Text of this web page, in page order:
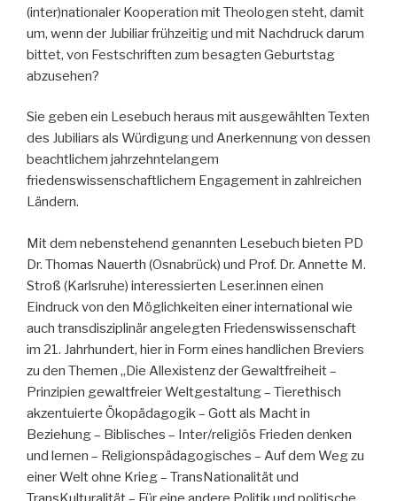
(inter)nationaler Kooperation mit Theologen steht, damit
um, wenn der Jubiliar frühzeitig und mit Nachdruck darum
bittet, von Festschriften zum besagten Geburtstag
abzusehen?
Sie geben ein Lesebuch heraus mit ausgewählten Texten
des Jubiliars als Würdigung und Anerkennung von dessen
beachtlichem jahrzehntelangem
friedenswissenschaftlichem Engagement in zahlreichen
Ländern.
Mit dem nebenstehend genannten Lesebuch bieten PD
Dr. Thomas Nauerth (Osnabrück) und Prof. Dr. Annette M.
Stroß (Karlsruhe) interessierten Leser.innen einen
Eindruck von den Möglichkeiten einer international wie
auch transdisziplinär angelegten Friedenswissenschaft
im 21. Jahrhundert, hier in Form eines handlichen Breviers
zu den Themen „Die Allexistenz der Gewaltfreiheit –
Prinzipien gewaltfreier Weltgestaltung – Tierethisch
akzentuierte Ökopädagogik – Gott als Macht in
Beziehung – Biblisches – Inter/religiös Frieden denken
und lernen – Religionspädagogisches – Auf dem Weg zu
einer Welt ohne Krieg – TransNationalität und